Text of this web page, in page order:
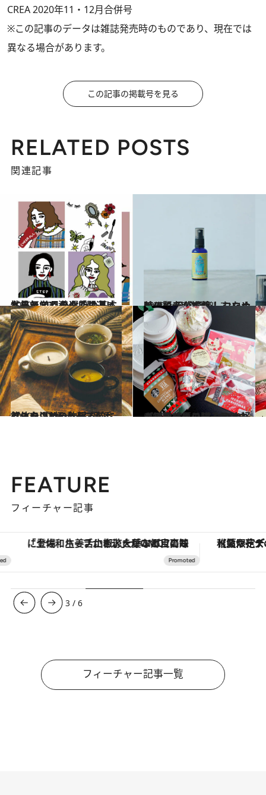
CREA 2020年11・12月合併号
※この記事のデータは雑誌発売時のものであり、現在では
異なる場合があります。
この記事の掲載号を見る
RELATED POSTS
関連記事
2020.10.31
九星気学で導く「開運ビューティ」 あなたの基本性格と11月の運勢は？
ビューティ＆ヘルス 2020.11.2
美の賢者が推薦！ コロナ時代の 日常を楽しむためのアイテム7選
ビューティ＆ヘルス
2020.10.31
【体を温める】眠る前に飲みたい1杯 ハーブが香る、やさしい飲料3品
グルメ 2020.11.8
【スタバホリデー2020】が可愛すぎ♡ スタバ大好き編集部員の購入品はコレ
グルメ
FEATURE
フィーチャー記事
「土佐和ハーブかき氷」がOMO7高知に登場！生姜、山椒、大葉など目にも舌にも涼を呼ぶ郷土の味 【夏限定ディナーコース】旬を
3 /6
フィーチャー記事一覧